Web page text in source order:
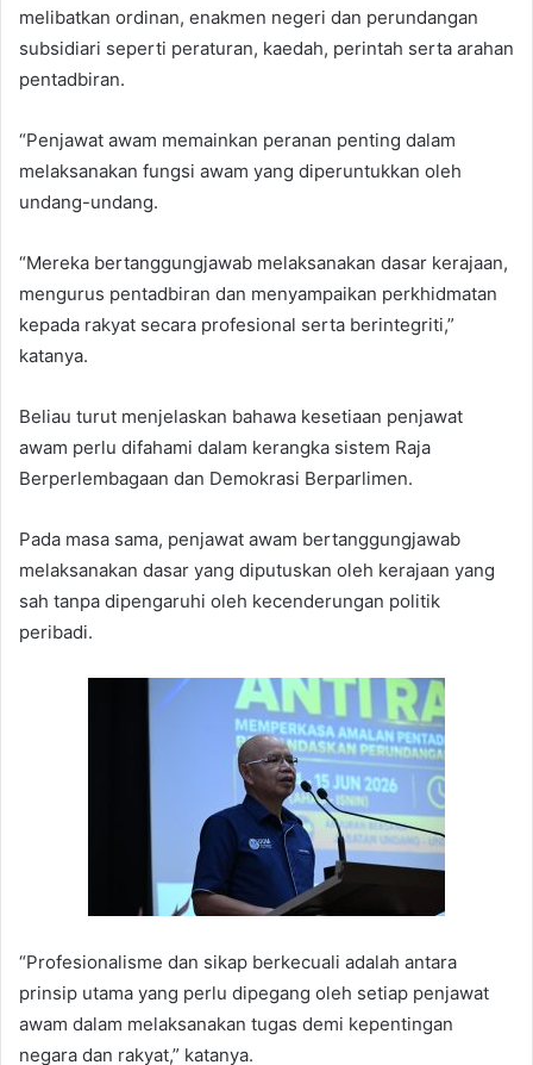
melibatkan ordinan, enakmen negeri dan perundangan
subsidiari seperti peraturan, kaedah, perintah serta arahan
pentadbiran.
“Penjawat awam memainkan peranan penting dalam
melaksanakan fungsi awam yang diperuntukkan oleh
undang-undang.
“Mereka bertanggungjawab melaksanakan dasar kerajaan,
mengurus pentadbiran dan menyampaikan perkhidmatan
kepada rakyat secara profesional serta berintegriti,”
katanya.
Beliau turut menjelaskan bahawa kesetiaan penjawat
awam perlu difahami dalam kerangka sistem Raja
Berperlembagaan dan Demokrasi Berparlimen.
Pada masa sama, penjawat awam bertanggungjawab
melaksanakan dasar yang diputuskan oleh kerajaan yang
sah tanpa dipengaruhi oleh kecenderungan politik
peribadi.
“Profesionalisme dan sikap berkecuali adalah antara
prinsip utama yang perlu dipegang oleh setiap penjawat
awam dalam melaksanakan tugas demi kepentingan
negara dan rakyat,” katanya.